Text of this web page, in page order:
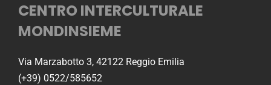
CENTRO INTERCULTURALE
MONDINSIEME
Via Marzabotto 3, 42122 Reggio Emilia
(+39) 0522/585652